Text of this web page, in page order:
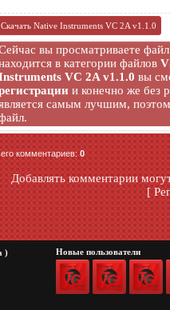
Скачать Native Instruments VC 2A v1.1.0
вы просматриваете
в категории файлов
VC 2A v1.1.0 вы
и конечно же без
самым лучшим,
комментариев:0
Добавлять комментарии
[
)
Новые пользователи